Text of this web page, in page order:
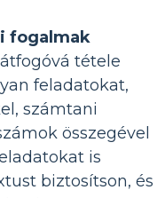
fogalmak
tétele
feladatokat,
számtani
összegével
is
biztosítson, és